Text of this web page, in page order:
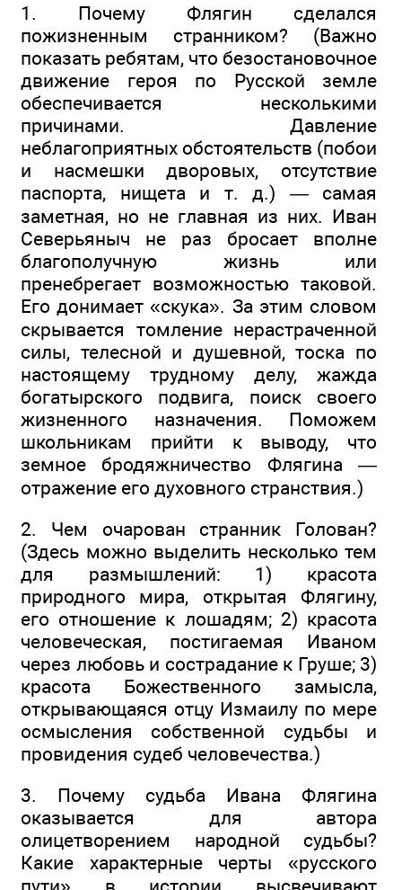
1. Почему Флягин сделался
пожизненным странником? (Важно
показать ребятам, что безостановочное
движение героя по Русской земле
обеспечивается несколькими
причинами. Давление
неблагоприятных обстоятельств (побои
и насмешки дворовых, отсутствие
паспорта, нищета и т. д.) — самая
заметная, но не главная из них. Иван
Северьяныч не раз бросает вполне
благополучную жизнь или
пренебрегает возможностью таковой.
Его донимает «скука». За этим словом
скрывается томление нерастраченной
силы, телесной и душевной, тоска по
настоящему трудному делу, жажда
богатырского подвига, поиск своего
жизненного назначения. Поможем
школьникам прийти к выводу, что
земное бродяжничество Флягина —
отражение его духовного странствия.)
2. Чем очарован странник Голован?
(Здесь можно выделить несколько тем
для размышлений: 1) красота
природного мира, открытая Флягину,
его отношение к лошадям; 2) красота
человеческая, постигаемая Иваном
через любовь и сострадание к Груше; 3)
красота Божественного замысла,
открывающаяся отцу Измаилу по мере
осмысления собственной судьбы и
провидения судеб человечества.)
3. Почему судьба Ивана Флягина
оказывается для автора
олицетворением народной судьбы?
Какие характерные черты «русского